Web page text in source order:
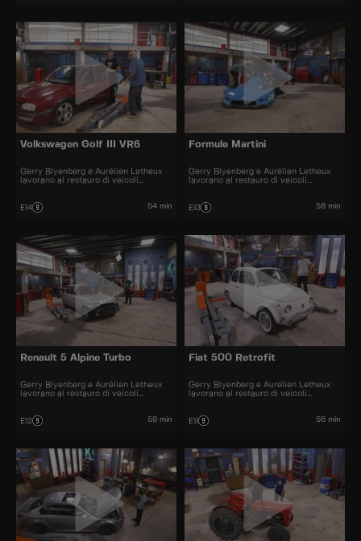
Volkswagen Golf III VR6
Gerry Blyenberg e Aurélien Letheux
lavorano al restauro di veicoli
E14 54 min
Formule Martini
Gerry Blyenberg e Aurélien Letheux
lavorano al restauro di veicoli
E13 58 min
Renault 5 Alpine Turbo
Gerry Blyenberg e Aurélien Letheux
lavorano al restauro di veicoli
E12 59 min
Fiat 500 Retrofit
Gerry Blyenberg e Aurélien Letheux
lavorano al restauro di veicoli
E11 56 min